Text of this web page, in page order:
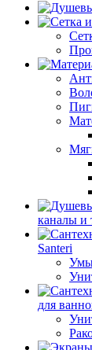
каналы и
Santeri
для